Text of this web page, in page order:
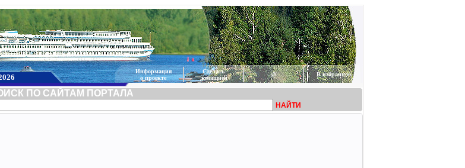
Информация
о проекте
Сделать
домашней
@ В избранное
ПО САЙТАМ ПОРТАЛА
НАЙТИ